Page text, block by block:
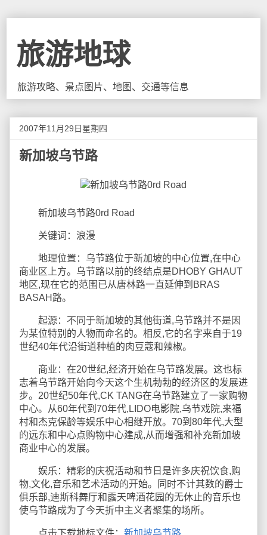
旅游地球
旅游攻略、景点图片、地图、交通等信息
2007年11月29日星期四
新加坡乌节路
新加坡乌节路0rd Road
关键词：浪漫
地理位置：乌节路位于新加坡的中心位置,在中心
商业区上方。乌节路以前的终结点是DHOBY GHAUT
地区,现在它的范围已从唐林路一直延伸到BRAS
BASAH路。
起源：不同于新加坡的其他街道,乌节路并不是因
为某位特别的人物而命名的。相反,它的名字来自于19
世纪40年代沿街道种植的肉豆蔻和辣椒。
商业：在20世纪,经济开始在乌节路发展。这也标
志着乌节路开始向今天这个生机勃勃的经济区的发展进
步。20世纪50年代,CK TANG在乌节路建立了一家购物
中心。从60年代到70年代,LIDO电影院,乌节戏院,来福
村和杰克保龄等娱乐中心相继开放。70到80年代,大型
的远东和中心点购物中心建成,从而增强和补充新加坡
商业中心的发展。
娱乐：精彩的庆祝活动和节日是许多庆祝饮食,购
物,文化,音乐和艺术活动的开始。同时不计其数的爵士
俱乐部,迪斯科舞厅和露天啤酒花园的无休止的音乐也
使乌节路成为了今天折中主义者聚集的场所。
点击下载地标文件： 新加坡乌节路